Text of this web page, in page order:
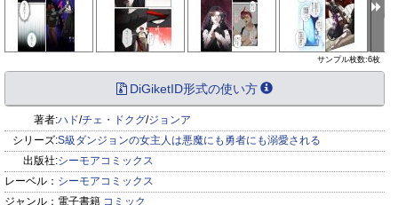
サンプル枚数:6枚
DiGiketID形式の使い方
著者:ハド/チェ・ドクグ/ジョンア
シリーズ:S級ダンジョンの女主人は悪魔にも勇者にも溺愛される
出版社:シーモアコミックス
レーベル： シーモアコミックス
ジャンル： 電子書籍 コミック